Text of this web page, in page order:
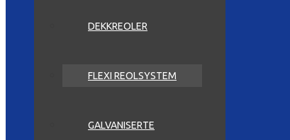
DEKKREOLER
FLEXI REOLSYSTEM
GALVANISERTE